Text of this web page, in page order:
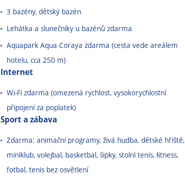
3 bazény, dětský bazén
Lehátka a slunečníky u bazénů zdarma
Aquapark Aqua Coraya zdarma (cesta vede areálem
hotelu, cca 250 m)
Internet
Wi-Fi zdarma (omezená rychlost, vysokorychlostní
připojení za poplatek)
Sport a zábava
Zdarma: animační programy, živá hudba, dětské hřiště,
miniklub, volejbal, basketbal, šipky, stolní tenis, ﬁtness,
fotbal, tenis bez osvětlení